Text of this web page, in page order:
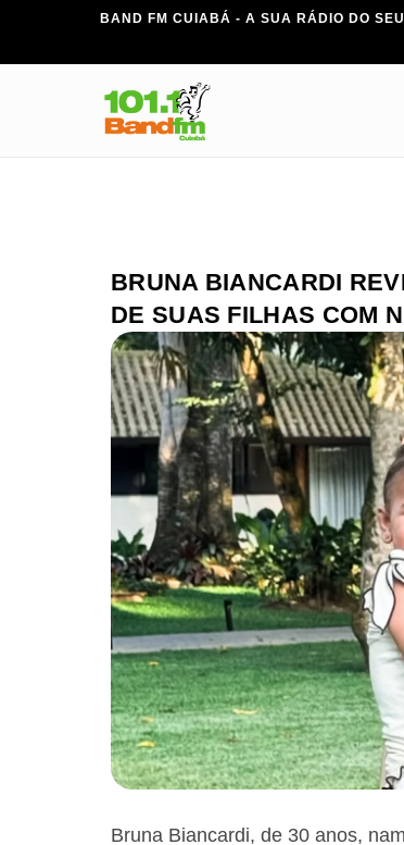
BAND FM CUIABÁ - A SUA RÁDIO DO
BRUNA BIANCARDI
DE SUAS FILHAS COM
Bruna Biancardi, de 30 anos,